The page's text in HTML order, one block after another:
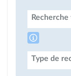
Type de